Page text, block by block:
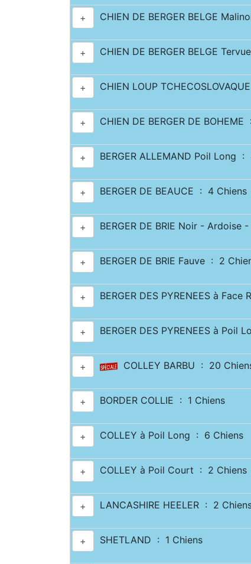
+ CHIEN DE BERGER BELGE
+ CHIEN DE BERGER BELGE
+ CHIEN LOUP
+ CHIEN DE BERGER DE
+ BERGER ALLEMAND Poil Long :
+ BERGER DE BEAUCE : 4 Chiens
+ BERGER DE BRIE Noir - Ardoise
+ BERGER DE BRIE Fauve : 2
+ BERGER DES PYRENEES à
+ BERGER DES PYRENEES à Poil
+ COLLEY BARBU : 20
+ BORDER COLLIE : 1 Chiens
+ COLLEY à Poil Long : 6 Chiens
+ COLLEY à Poil Court : 2 Chiens
+ LANCASHIRE HEELER : 2
+ SHETLAND : 1 Chiens